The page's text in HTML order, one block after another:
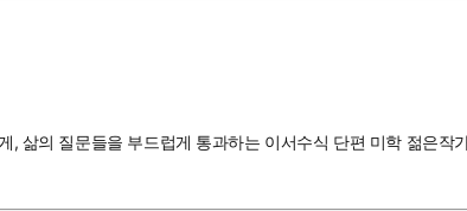
삶의 질문들을 부드럽게 통과하는 이서수식 단편 미학 젊은